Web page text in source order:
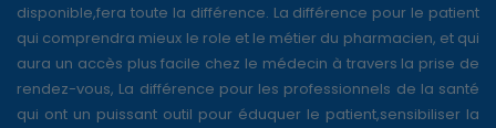
disponible,fera toute la différence. La différence pour le patient
qui comprendra mieux le role et le métier du pharmacien, et qui
aura un accès plus facile chez le médecin à travers la prise de
rendez-vous, La différence pour les professionnels de la santé
qui ont un puissant outil pour éduquer le patient,sensibiliser la